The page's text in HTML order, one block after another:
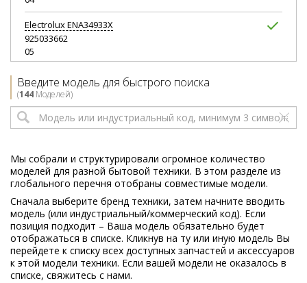
ElectroluxENA34933X
925033662
05
925033676
05
ElectroluxENA34953W
02
ElectroluxENA34953X
925033758
02
ElectroluxENA34980C
925033770
00
Введите модель для быстрого поиска
(144 Моделей)
Мы собрали и структурировали огромное количество
моделей для разной бытовой техники. В этом разделе из
глобального перечня отобраны совместимые модели.
Сначала выберите бренд техники, затем начните вводить
модель (или индустриальный/коммерческий код). Если
позиция подходит – Ваша модель обязательно будет
отображаться в списке. Кликнув на ту или иную модель Вы
перейдете к списку всех доступных запчастей и аксессуаров
к этой модели техники. Если вашей модели не оказалось в
списке, свяжитесь с нами.